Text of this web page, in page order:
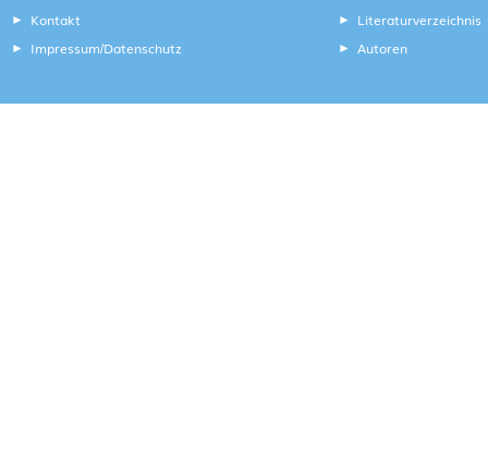
Kontakt
Impressum/Datenschutz
Literaturverzeichnis
Autoren